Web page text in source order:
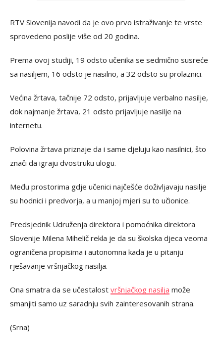
RTV Slovenija navodi da je ovo prvo istraživanje te vrste
sprovedeno poslije više od 20 godina.
Prema ovoj studiji, 19 odsto učenika se sedmično susreće
sa nasiljem, 16 odsto je nasilno, a 32 odsto su prolaznici.
Većina žrtava, tačnije 72 odsto, prijavljuje verbalno nasilje,
dok najmanje žrtava, 21 odsto prijavljuje nasilje na
internetu.
Polovina žrtava priznaje da i same djeluju kao nasilnici, što
znači da igraju dvostruku ulogu.
Među prostorima gdje učenici najčešće doživljavaju nasilje
su hodnici i predvorja, a u manjoj mjeri su to učionice.
Predsjednik Udruženja direktora i pomoćnika direktora
Slovenije Milena Mihelič rekla je da su školska djeca veoma
ograničena propisima i autonomna kada je u pitanju
rješavanje vršnjačkog nasilja.
Ona smatra da se učestalost vršnjačkog nasilja može
smanjiti samo uz saradnju svih zainteresovanih strana.
(Srna)